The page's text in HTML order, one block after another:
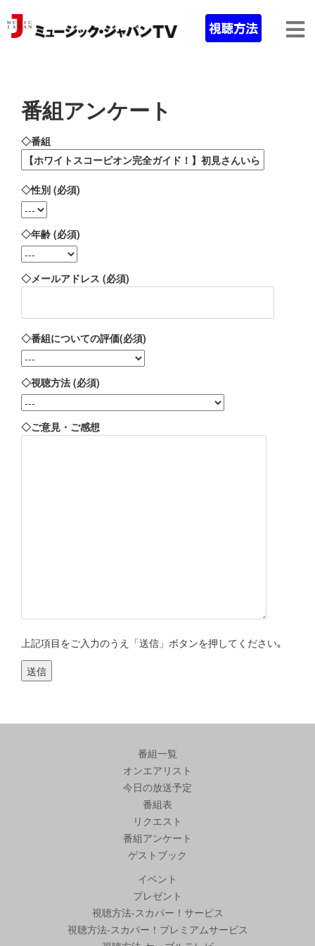
番組アンケート
◇番組
◇性別 (必須)
◇年齢 (必須)
◇メールアドレス (必須)
◇番組についての評価(必須)
◇視聴方法 (必須)
◇ご意見・ご感想
上記項目をご入力のうえ「送信」ボタンを押してください｡
番組一覧
オンエアリスト
今日の放送予定
番組表
リクエスト
番組アンケート
ゲストブック
イベント
プレゼント
視聴方法-スカパー！サービス
視聴方法-スカパー！プレミアムサービス